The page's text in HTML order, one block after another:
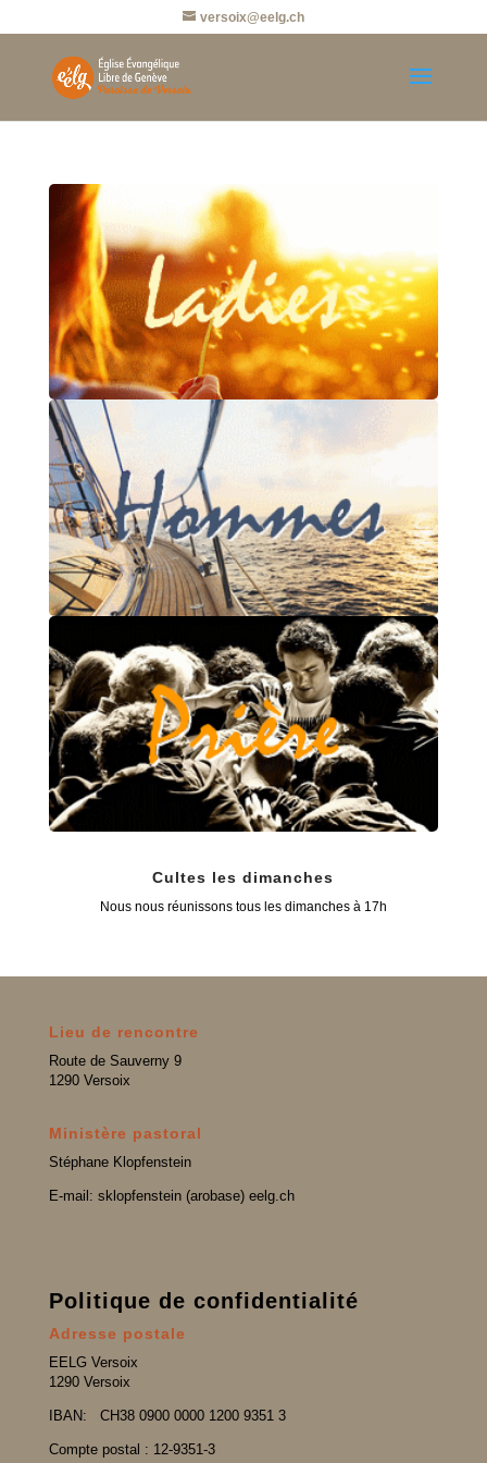
versoix@eelg.ch
Cultes les dimanches
Nous nous réunissons tous les dimanches à 17h
Lieu de rencontre
Route de Sauverny 9
1290 Versoix
Ministère pastoral
Stéphane Klopfenstein
E-mail: sklopfenstein (arobase) eelg.ch
Politique de confidentialité
Adresse postale
EELG Versoix
1290 Versoix
IBAN: CH38 0900 0000 1200 9351 3
Compte postal : 12-9351-3